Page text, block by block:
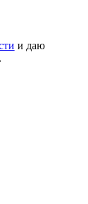
и даю